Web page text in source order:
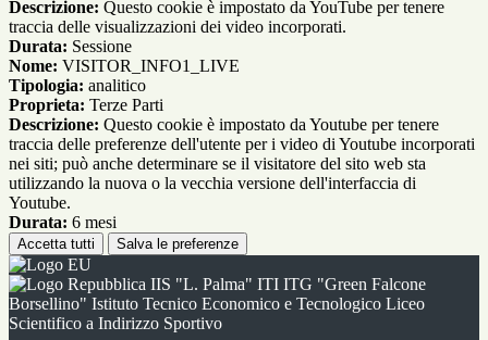
Descrizione: Questo cookie è impostato da YouTube per tenere
traccia delle visualizzazioni dei video incorporati.
Durata: Sessione
Nome: VISITOR_INFO1_LIVE
Tipologia: analitico
Proprieta: Terze Parti
Descrizione: Questo cookie è impostato da Youtube per tenere
traccia delle preferenze dell'utente per i video di Youtube incorporati
nei siti; può anche determinare se il visitatore del sito web sta
utilizzando la nuova o la vecchia versione dell'interfaccia di
Youtube.
Durata: 6 mesi
Accetta tutti Salva le preferenze
IIS "L. Palma" ITI ITG "Green Falcone
Borsellino" Istituto Tecnico Economico e Tecnologico Liceo
Scientifico a Indirizzo Sportivo